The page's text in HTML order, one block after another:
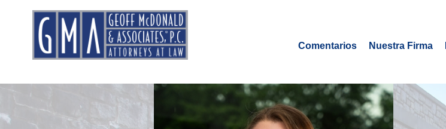
Comentarios Nuestra Firma